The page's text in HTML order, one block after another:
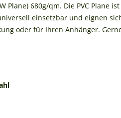
Plane) 680g/qm. Die PVC
einsetzbar und eignen
oder für Ihren Anhänger.